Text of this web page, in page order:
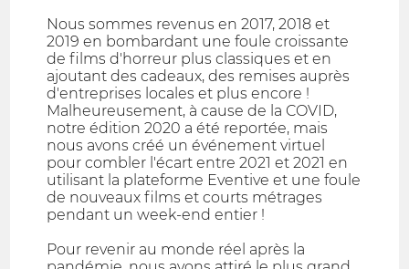
Nous sommes revenus en 2017, 2018 et
2019 en bombardant une foule croissante
de films d'horreur plus classiques et en
ajoutant des cadeaux, des remises auprès
d'entreprises locales et plus encore !
Malheureusement, à cause de la COVID,
notre édition 2020 a été reportée, mais
nous avons créé un événement virtuel
pour combler l'écart entre 2021 et 2021 en
utilisant la plateforme Eventive et une foule
de nouveaux films et courts métrages
pendant un week-end entier !
Pour revenir au monde réel après la